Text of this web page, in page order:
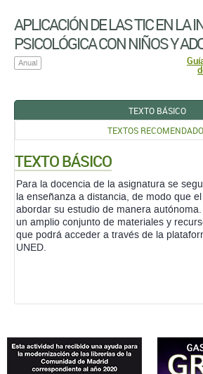
APLICACIÓN DE LAS TIC EN LA
PSICOLÓGICA CON NIÑOS Y
Anual
TEXTO BÁSICO
TEXTOS
TEXTO BÁSICO
Para la docencia de la asignatura se
la enseñanza a distancia, de modo que
abordar su estudio de manera
un amplio conjunto de materiales y
que podrá acceder a través de la
UNED.